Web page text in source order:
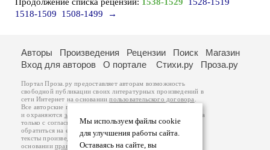
1518-1509
1508-1499 →
Мы используем файлы cookie
для улучшения работы сайта.
Оставаясь на сайте, вы
Авторы Произведения Рецензии Поиск
Магазин
Вход для авторов
О портале Стихи.ру Проза.ру
Портал Проза.ру предоставляет авторам возможность
свободной публикации своих литературных произведений в
сети Интернет на основаниипользовательского договора
Все авторские права на произведения принадлежат авторам
и охраняются законом
. Перепечатка произведений возможна
только с согласия его автора, к которому вы можете
обратиться на его авторской странице. Ответственность за
тексты произведений авторы несут самостоятельно на
основанииправил публикацииизаконодательства